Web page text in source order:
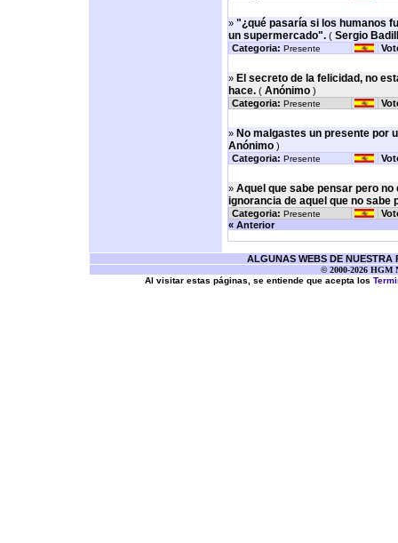
» "¿qué pasaría si los humanos
un supermercado".( Sergio
Categoria: Presente
» El secreto de la felicidad, no
hace.( Anónimo)
Categoria: Presente
» No malgastes un presente por
Anónimo)
Categoria: Presente
» Aquel que sabe pensar pero
ignorancia de aquel que no sabe
Categoria: Presente
« Anterior
ALGUNAS WEBS DE NUESTRA
© 2000-2026 HGM
Al visitar estas páginas, se entiende que acepta los